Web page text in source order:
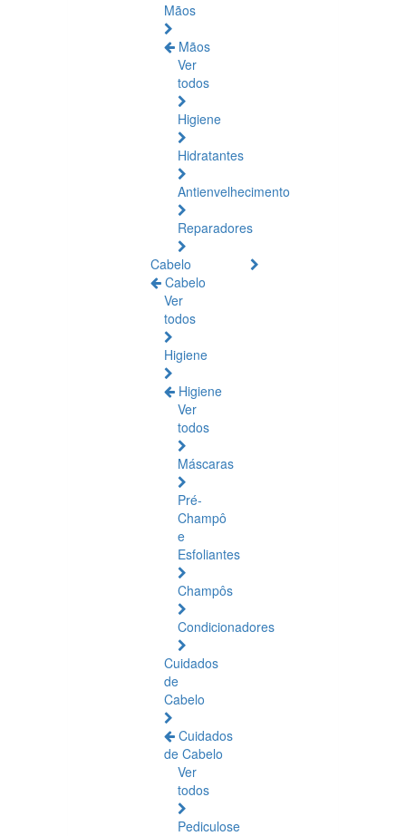
Mãos
Mãos
Ver
todos
Higiene
Hidratantes
Antienvelhecimento
Reparadores
Cabelo
Cabelo
Ver
todos
Higiene
Higiene
Ver
todos
Máscaras
Pré-
Champô
e
Esfoliantes
Champôs
Condicionadores
Cuidados
de
Cabelo
Cuidados
de Cabelo
Ver
todos
Pediculose